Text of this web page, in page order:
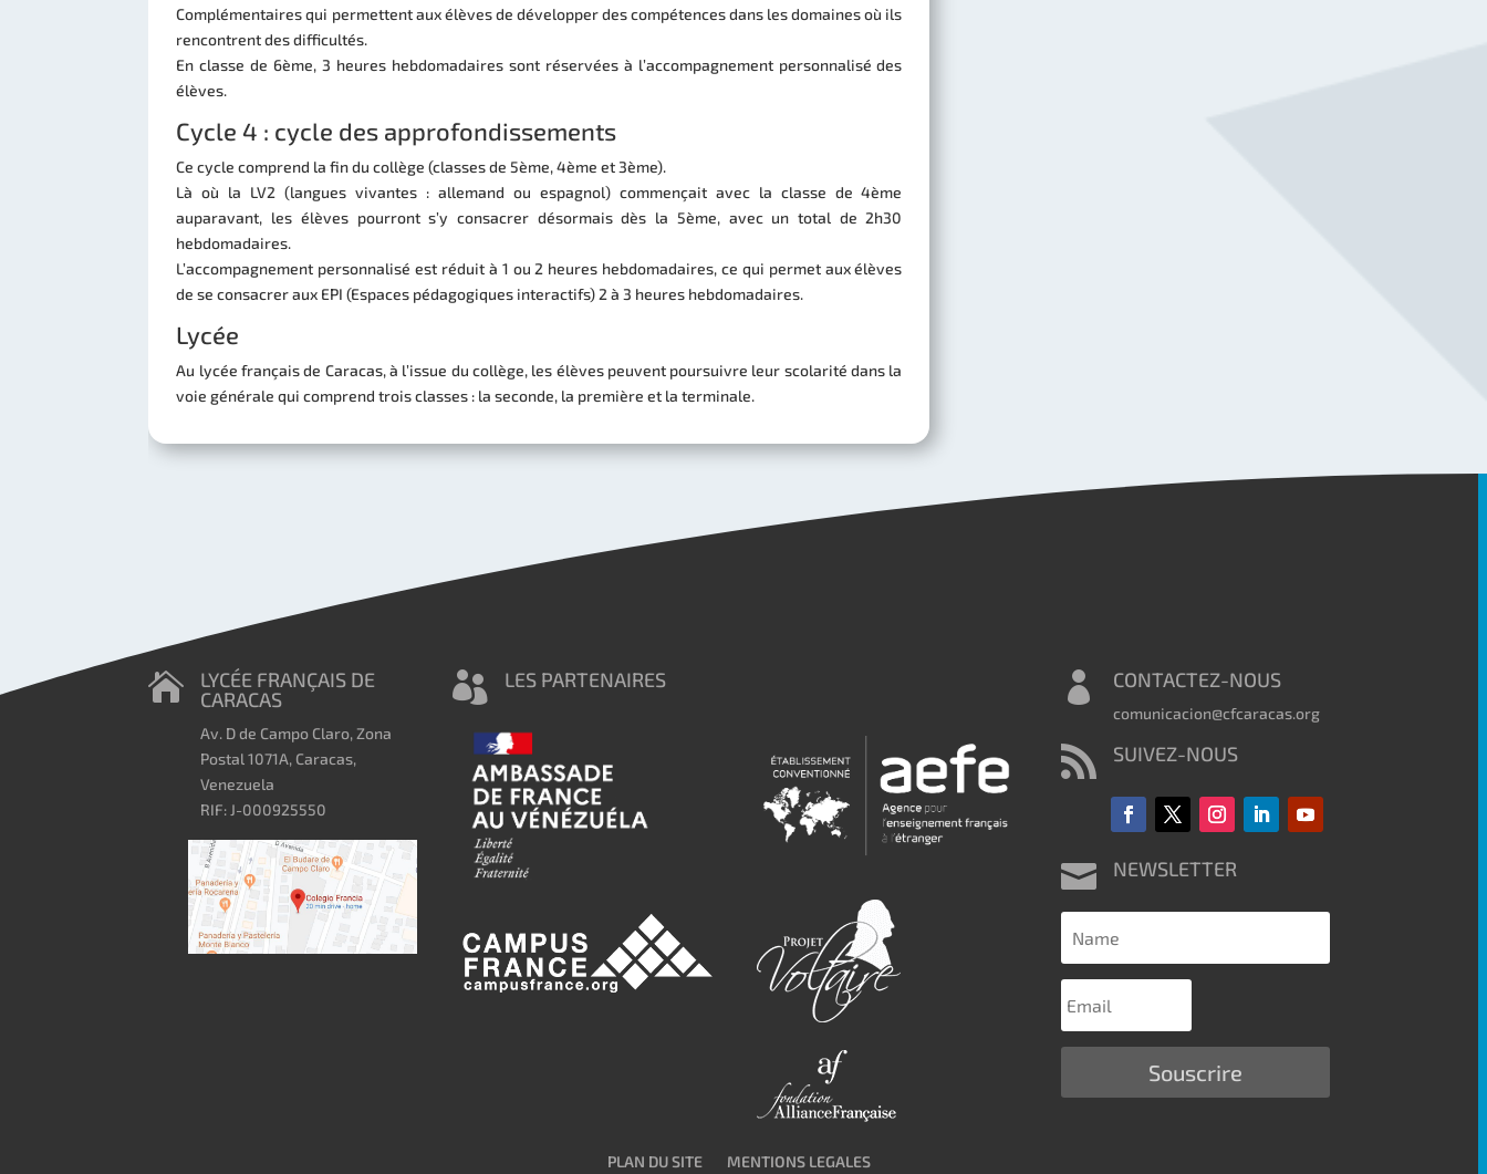
Complémentaires qui permettent aux élèves de développer des compétences dans les domaines où ils
rencontrent des difficultés.
En classe de 6ème, 3 heures hebdomadaires sont réservées à l’accompagnement personnalisé des
élèves.
Cycle 4 : cycle des approfondissements
Ce cycle comprend la fin du collège (classes de 5ème, 4ème et 3ème).
Là où la LV2 (langues vivantes : allemand ou espagnol) commençait avec la classe de 4ème
auparavant, les élèves pourront s’y consacrer désormais dès la 5ème, avec un total de 2h30
hebdomadaires.
L’accompagnement personnalisé est réduit à 1 ou 2 heures hebdomadaires, ce qui permet aux élèves
de se consacrer aux EPI (Espaces pédagogiques interactifs) 2 à 3 heures hebdomadaires.
Lycée
Au lycée français de Caracas, à l’issue du collège, les élèves peuvent poursuivre leur scolarité dans la
voie générale qui comprend trois classes : la seconde, la première et la terminale.

LYCÉE FRANÇAIS DE
CARACAS
Av. D de Campo Claro, Zona
Postal 1071A, Caracas,
Venezuela
RIF: J-000925550
 LES PARTENAIRES  CONTACTEZ-NOUS
comunicacion@cfcaracas.org
 SUIVEZ-NOUS
 NEWSLETTER
Souscrire
PLAN DU SITE MENTIONS LEGALES